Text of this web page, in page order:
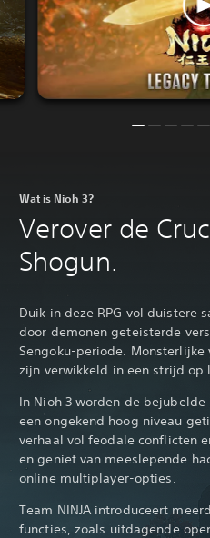
Wat is Nioh 3?
Verover de
Shogun.‎
Duik in deze RPG vol duistere
door demonen geteisterde
Sengoku-periode.
zijn verwikkeld in een strijd op
In Nioh 3 worden de
een ongekend hoog niveau
verhaal vol feodale conflicten
en geniet van meeslepende
online multiplayer-opties.
Team NINJA introduceert
functies, zoals uitdagende